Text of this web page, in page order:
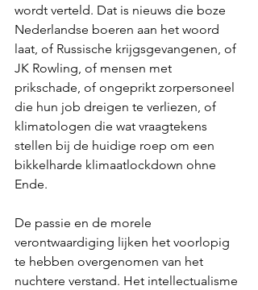
wordt verteld. Dat is nieuws die boze
Nederlandse boeren aan het woord
laat, of Russische krijgsgevangenen, of
JK Rowling, of mensen met
prikschade, of ongeprikt zorpersoneel
die hun job dreigen te verliezen, of
klimatologen die wat vraagtekens
stellen bij de huidige roep om een
bikkelharde klimaatlockdown ohne
Ende.
De passie en de morele
verontwaardiging lijken het voorlopig
te hebben overgenomen van het
nuchtere verstand. Het intellectualisme